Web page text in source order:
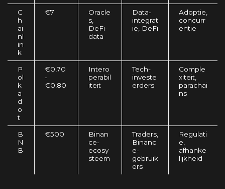
C
h
ai
nl
in
k
€7
Oracle
s,
DeFi-
data
Data-
integrat
ie, DeFi
Adoptie,
concurr
entie
P
ol
k
a
d
o
t
€0,70
-
€0,80
Intero
perabil
iteit
Tech-
investe
erders
Comple
xiteit,
parachai
ns
B
N
B
€500
Binan
ce-
ecosy
steem
Traders,
Binanc
e-
gebruik
ers
Regulati
e,
afhanke
lijkheid